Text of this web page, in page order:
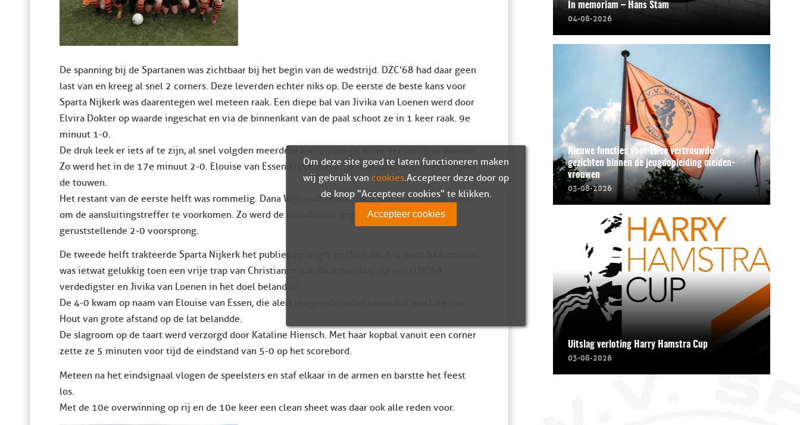
De spanning bij de Spartanen was zichtbaar bij het begin van de wedstrijd. DZC’68 had daar geen
last van en kreeg al snel 2 corners. Deze leverden echter niks op. De eerste de beste kans voor
Sparta Nijkerk was daarentegen wel meteen raak. Een diepe bal van Jivika van Loenen werd door
Elvira Dokter op waarde ingeschat en via de binnenkant van de paal schoot ze in 1 keer raak. 9e
minuut 1-0.
De druk leek er iets af te zijn, al snel volgden meerdere kansen om de score verder op te voeren.
Zo werd het in de 17e minuut 2-0. Elouise van Essen kopte een vrije trap van Eline Tingen tegen
de touwen.
Het restant van de eerste helft was rommelig. Dana Wijnands moest zelfs nog redding brengen
om de aansluitingstreffer te voorkomen. Zo werd de kleedkamer opgezocht met een
geruststellende 2-0 voorsprong.
De tweede helft trakteerde Sparta Nijkerk het publiek op nog 3 treffers. De 3-0 in de 54e minuut
was ietwat gelukkig toen een vrije trap van Christianne van Bloemendaal via een DZC’68
verdedigster en Jivika van Loenen in het doel belandde.
De 4-0 kwam op naam van Elouise van Essen, die alert reageerde nadat een schot van Liza van
Hout van grote afstand op de lat belandde.
De slagroom op de taart werd verzorgd door Kataline Hiensch. Met haar kopbal vanuit een corner
zette ze 5 minuten voor tijd de eindstand van 5-0 op het scorebord.
Meteen na het eindsignaal vlogen de speelsters en staf elkaar in de armen en barstte het feest
los.
Met de 10e overwinning op rij en de 10e keer een clean sheet was daar ook alle reden voor.
In memoriam – Hans Stam
04-08-2026
Nieuwe functies voor twee vertrouwde
gezichten binnen de jeugdopleiding meiden-
vrouwen
03-08-2026
Uitslag verloting Harry Hamstra Cup
03-08-2026
Om deze site goed te laten functioneren maken
wij gebruik van cookies. Accepteer deze door op
de knop "Accepteer cookies" te klikken.
Accepteer cookies